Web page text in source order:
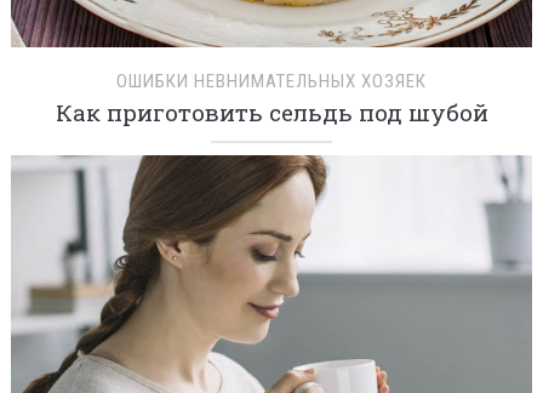
ОШИБКИ НЕВНИМАТЕЛЬНЫХ ХОЗЯЕК
Как приготовить сельдь под шубой